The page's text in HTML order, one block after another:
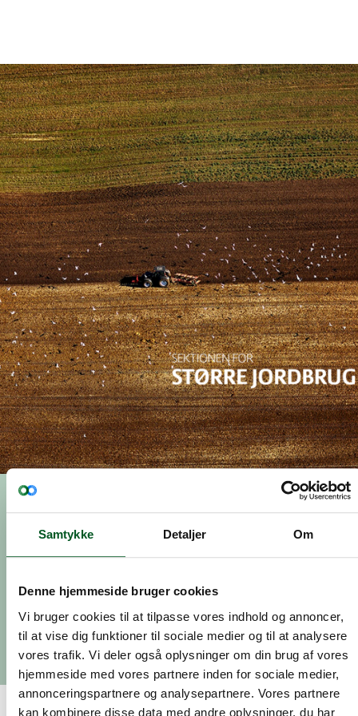
Samtykke Detaljer Om
Denne hjemmeside bruger cookies
Vi bruger cookies til at tilpasse vores indhold og annoncer,
til at vise dig funktioner til sociale medier og til at analysere
vores trafik. Vi deler også oplysninger om din brug af vores
hjemmeside med vores partnere inden for sociale medier,
annonceringspartnere og analysepartnere. Vores partnere
kan kombinere disse data med andre oplysninger, du har
Nyhed, 01.januar 2019
Nyt om
politiske arbejde for bedre produktions- og
forretningsmuligheder for vores primære medlemmer.